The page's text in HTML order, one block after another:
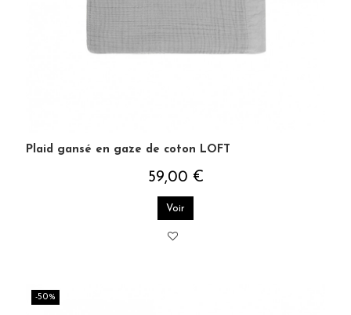
Plaid gansé en gaze de coton LOFT
59,00 €
Voir
-50%